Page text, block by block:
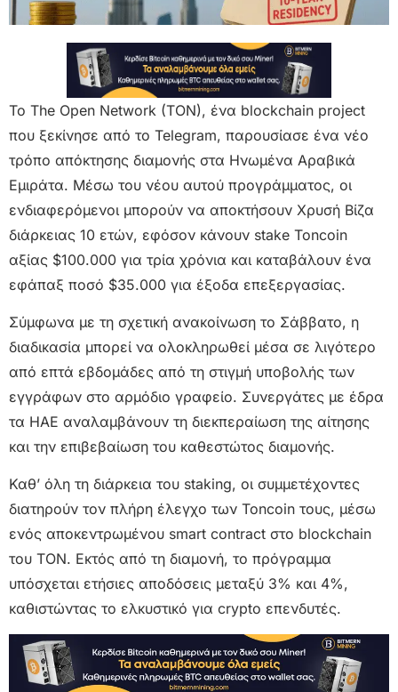
Το The Open Network (TON), ένα blockchain project
που ξεκίνησε από το Telegram, παρουσίασε ένα νέο
τρόπο απόκτησης διαμονής στα Ηνωμένα Αραβικά
Εμιράτα. Μέσω του νέου αυτού προγράμματος, οι
ενδιαφερόμενοι μπορούν να αποκτήσουν Χρυσή Βίζα
διάρκειας 10 ετών, εφόσον κάνουν stake Toncoin
αξίας $100.000 για τρία χρόνια και καταβάλουν ένα
εφάπαξ ποσό $35.000 για έξοδα επεξεργασίας.
Σύμφωνα με τη σχετική ανακοίνωση το Σάββατο, η
διαδικασία μπορεί να ολοκληρωθεί μέσα σε λιγότερο
από επτά εβδομάδες από τη στιγμή υποβολής των
εγγράφων στο αρμόδιο γραφείο. Συνεργάτες με έδρα
τα ΗΑΕ αναλαμβάνουν τη διεκπεραίωση της αίτησης
και την επιβεβαίωση του καθεστώτος διαμονής.
Καθ’ όλη τη διάρκεια του staking, οι συμμετέχοντες
διατηρούν τον πλήρη έλεγχο των Toncoin τους, μέσω
ενός αποκεντρωμένου smart contract στο blockchain
του TON. Εκτός από τη διαμονή, το πρόγραμμα
υπόσχεται ετήσιες αποδόσεις μεταξύ 3% και 4%,
καθιστώντας το ελκυστικό για crypto επενδυτές.